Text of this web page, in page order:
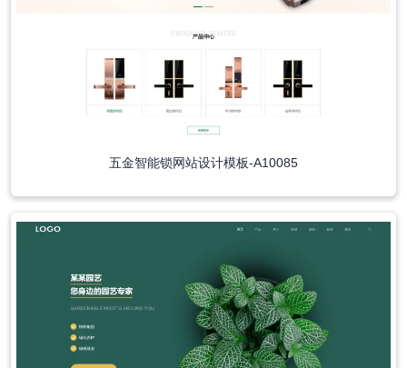
五金智能锁网站设计模板-A10085